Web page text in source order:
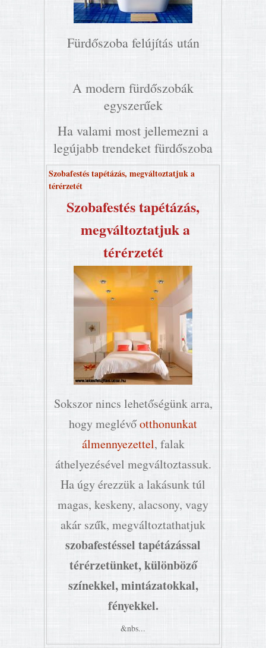
Fürdőszoba felújítás után
A modern fürdőszobák
egyszerűek
Ha valami most jellemezni a
legújabb trendeket fürdőszoba
Szobafestés tapétázás, megváltoztatjuk a
térérzetét
Szobafestés tapétázás,
megváltoztatjuk a
térérzetét
Sokszor nincs lehetőségünk arra,
hogy meglévőotthonunkat
álmennyezettel, falak
áthelyezésével megváltoztassuk.
Ha úgy érezzük a lakásunk túl
magas, keskeny, alacsony, vagy
akár szűk, megváltoztathatjuk
szobafestéssel tapétázással
térérzetünket, különböző
színekkel, mintázatokkal,
fényekkel.
&nbs...